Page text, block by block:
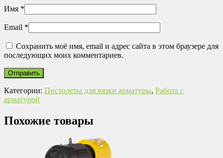
Имя *
Email *
Сохранить моё имя, email и адрес сайта в этом браузере для
последующих моих комментариев.
Категории: Пистолеты для вязки арматуры, Работа с
арматурой
Похожие товары